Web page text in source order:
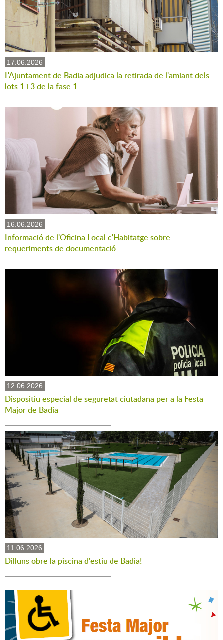
17.06.2026
L'Ajuntament de Badia adjudica la retirada de l'amiant dels
lots 1 i 3 de la fase 1
16.06.2026
Informació de l'Oficina Local d'Habitatge sobre
requeriments de documentació
12.06.2026
Dispositiu especial de seguretat ciutadana per a la Festa
Major de Badia
11.06.2026
Dilluns obre la piscina d'estiu de Badia!